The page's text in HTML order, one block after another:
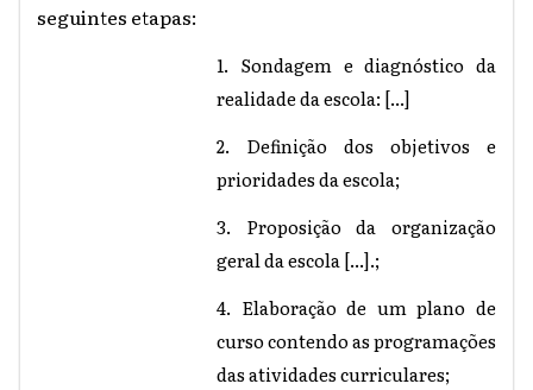
seguintes etapas:
1. Sondagem e diagnóstico da
realidade da escola: [...]
2. Definição dos objetivos e
prioridades da escola;
3. Proposição da organização
geral da escola [...].;
4. Elaboração de um plano de
curso contendo as programações
das atividades curriculares;